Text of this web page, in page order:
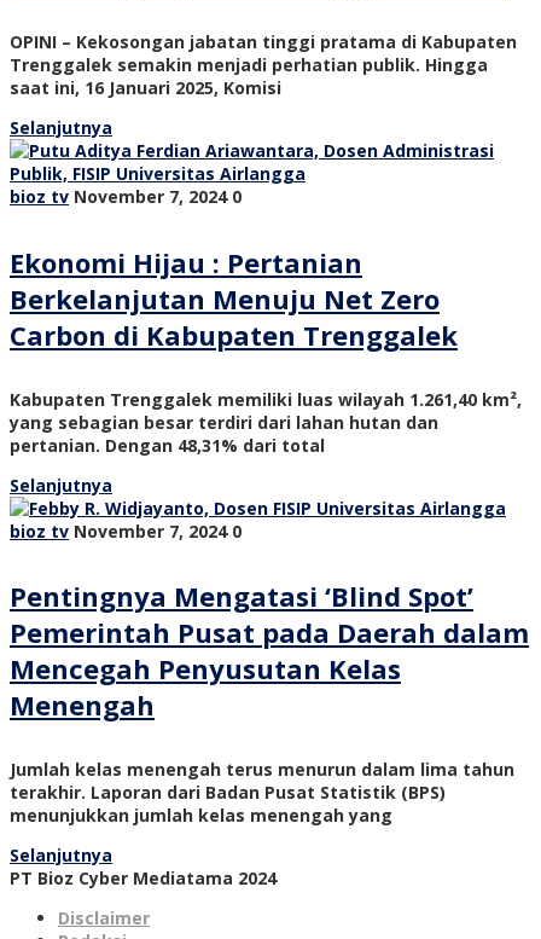
OPINI – Kekosongan jabatan tinggi pratama di Kabupaten
Trenggalek semakin menjadi perhatian publik. Hingga
saat ini, 16 Januari 2025, Komisi
Selanjutnya
bioz tv November 7, 2024 0
Ekonomi Hijau : Pertanian
Berkelanjutan Menuju Net Zero
Carbon di Kabupaten Trenggalek
Kabupaten Trenggalek memiliki luas wilayah 1.261,40 km²,
yang sebagian besar terdiri dari lahan hutan dan
pertanian. Dengan 48,31% dari total
Selanjutnya
bioz tv November 7, 2024 0
Pentingnya Mengatasi ‘Blind Spot’
Pemerintah Pusat pada Daerah dalam
Mencegah Penyusutan Kelas
Menengah
Jumlah kelas menengah terus menurun dalam lima tahun
terakhir. Laporan dari Badan Pusat Statistik (BPS)
menunjukkan jumlah kelas menengah yang
Selanjutnya
PT Bioz Cyber Mediatama 2024
Disclaimer